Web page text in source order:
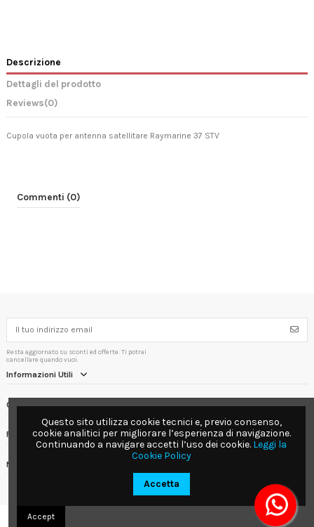
Descrizione
Dettagli del prodotto
Reviews(0)
Cupola vuota per antenna satellitare Raymarine 37 STV
Commenti (0)
Resta aggiornato su sconti ed offerte. Ti potrai
cancellare quando vuoi.
Informazioni Utili
Contact us
Follow us
Newsletter
Questo sito utilizza cookie tecnici e, previo consenso,
cookie analitici per migliorare l’esperienza di navigazione.
Continuando a navigare accetti l’uso dei cookie. Leggi la
Cookie Policy
Accetta
Accept